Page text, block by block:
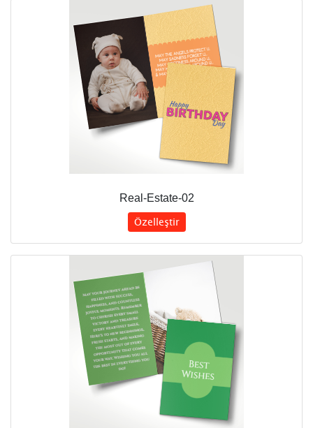
Real-Estate-02
Özelleştir